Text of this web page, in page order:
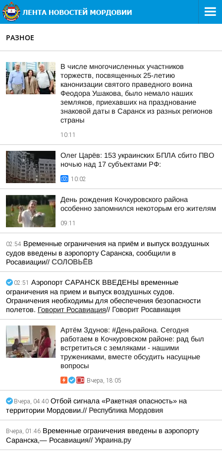
РАЗНОЕ
В числе многочисленных участников
торжеств, посвященных 25-летию
канонизации святого праведного воина
Феодора Ушакова, было немало наших
земляков, приехавших на празднование
знаковой даты в Саранск из разных регионов
страны
10:11
Олег Царёв: 153 украинских БПЛА сбито ПВО
ночью над 17 субъектами РФ:
10:02
День рождения Кочкуровского района
особенно запомнился некоторым его жителям
09:11
02:54 Временные ограничения на приём и выпуск воздушных
судов введены в аэропорту Саранска, сообщили в
Росавиации// СОЛОВЬЁВ
02:51 Аэропорт САРАНСК ВВЕДЕНЫ временные
ограничения на прием и выпуск воздушных судов.
Ограничения необходимы для обеспечения безопасности
полетов. Говорит Росавиация// Говорит Росавиация
Артём Здунов: #Деньрайона. Сегодня
работаем в Кочкуровском районе: рад был
встретиться с земляками - нашими
тружениками, вместе обсудить насущные
вопросы
Вчера, 18:05
Вчера, 04:40 Отбой сигнала «Ракетная опасность» на
территории Мордовии.// Республика Мордовия
Вчера, 01:46 Временные ограничения введены в аэропорту
Саранска,— Росавиация// Украина.ру